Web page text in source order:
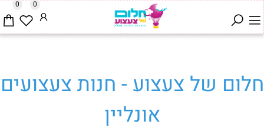
0 0
חלום של צעצוע - חנות צעצועים
אונליין